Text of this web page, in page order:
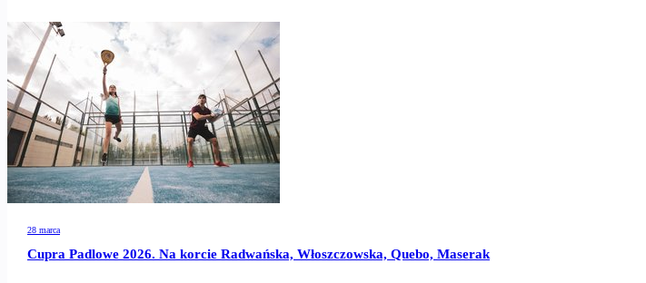
28 marca
Cupra Padlowe 2026. Na korcie Radwańska, Włoszczowska, Quebo, Maserak